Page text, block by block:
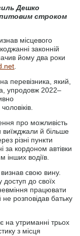
Дешко
строком
місцевого
законній
йому два роки
.
перевізника, який,
упродовж 2022–
про можливість
виїжджали й більше
різні пункти
за кордоном автівки
інших водіїв.
свою вину.
до своїх
працювати
розповідав батьку
утриманні трьох
з місця